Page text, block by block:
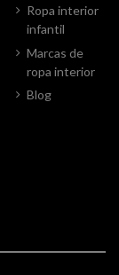
Ropa interior
infantil
Marcas de
ropa interior
Blog